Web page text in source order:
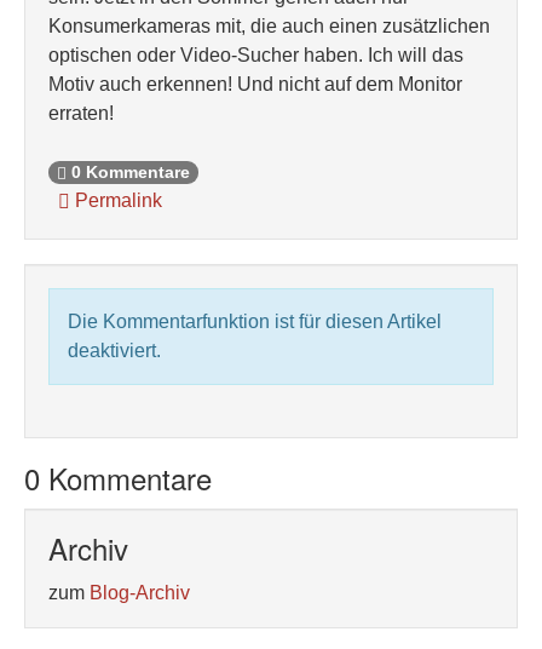
Konsumerkameras mit, die auch einen zusätzlichen
optischen oder Video-Sucher haben. Ich will das
Motiv auch erkennen! Und nicht auf dem Monitor
erraten!
0 Kommentare
Permalink
Die Kommentarfunktion ist für diesen Artikel
deaktiviert.
0 Kommentare
Archiv
zum Blog-Archiv